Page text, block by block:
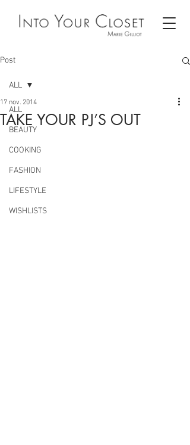
Post
ALL
BEAUTY
COOKING
FASHION
LIFESTYLE
WISHLISTS
ALL
TAKE YOUR PJ’S OUT
17 nov. 2014